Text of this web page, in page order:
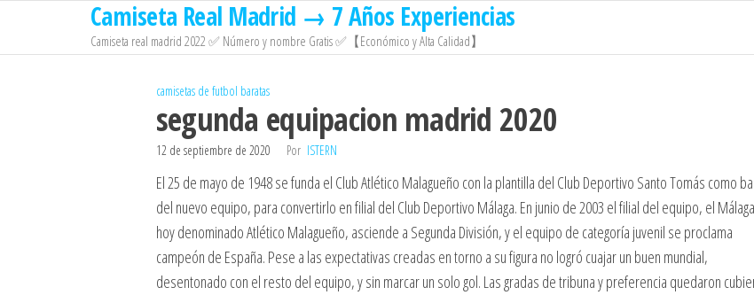
contenido
Camiseta Real Madrid → 7 Años Experiencias
Camiseta real madrid 2022 ✅ Número y nombre Gratis ✅【Económico y Alta Calidad】
camisetas de futbol baratas
segunda equipacion madrid 2020
12 de septiembre de 2020 Por ISTERN
El 25 de mayo de 1948 se funda el Club Atlético Malagueño con la plantilla del Club Deportivo Santo Tomás como
del nuevo equipo, para convertirlo en filial del Club Deportivo Málaga. En junio de 2003 el filial del equipo, el
hoy denominado Atlético Malagueño, asciende a Segunda División, y el equipo de categoría juvenil se proclama
campeón de España. Pese a las expectativas creadas en torno a su figura no logró cuajar un buen mundial,
desentonado con el resto del equipo, y sin marcar un solo gol. Las gradas de tribuna y preferencia quedaron